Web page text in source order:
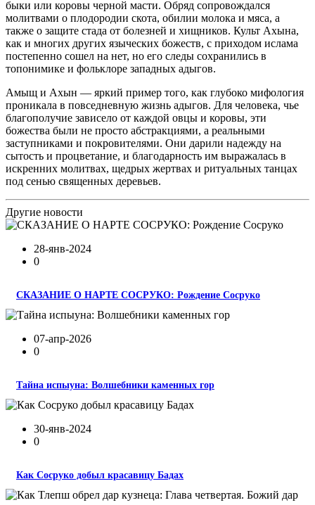
быки или коровы черной масти. Обряд сопровождался
молитвами о плодородии скота, обилии молока и мяса, а
также о защите стада от болезней и хищников. Культ Ахына,
как и многих других языческих божеств, с приходом ислама
постепенно сошел на нет, но его следы сохранились в
топонимике и фольклоре западных адыгов.
Амыщ и Ахын — яркий пример того, как глубоко мифология
проникала в повседневную жизнь адыгов. Для человека, чье
благополучие зависело от каждой овцы и коровы, эти
божества были не просто абстракциями, а реальными
заступниками и покровителями. Они дарили надежду на
сытость и процветание, и благодарность им выражалась в
искренних молитвах, щедрых жертвах и ритуальных танцах
под сенью священных деревьев.
Другие новости
28-янв-2024
0
СКАЗАНИЕ О НАРТЕ СОСРУКО: Рождение Сосруко
07-апр-2026
0
Тайна испыуна: Волшебники каменных гор
30-янв-2024
0
Как Сосруко добыл красавицу Бадах